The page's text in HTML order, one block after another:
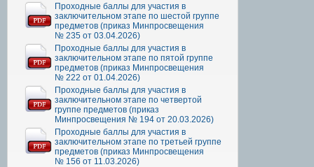
Проходные баллы для участия в
заключительном этапе по шестой группе
предметов (приказ Минпросвещения
№ 235 от 03.04.2026)
Проходные баллы для участия в
заключительном этапе по пятой группе
предметов (приказ Минпросвещения
№ 222 от 01.04.2026)
Проходные баллы для участия в
заключительном этапе по четвертой
группе предметов (приказ
Минпросвещения № 194 от 20.03.2026)
Проходные баллы для участия в
заключительном этапе по третьей группе
предметов (приказ Минпросвещения
№ 156 от 11.03.2026)